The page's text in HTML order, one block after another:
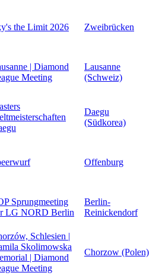
the Limit 2026 Zweibrücken
| Diamond
Meeting
Lausanne
(Schweiz)
Daegu
(Südkorea)
Offenburg
Sprungmeeting
LG NORD Berlin
Berlin-
Reinickendorf
Schlesien |
Skolimowska
| Diamond
Meeting
Chorzow (Polen)